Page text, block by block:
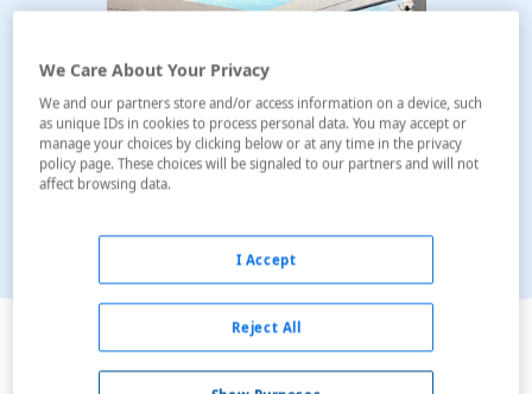
Ver en el mapa
We Care About Your Privacy
We and our partners store and/or access information on a device, such
as unique IDs in cookies to process personal data. You may accept or
manage your choices by clicking below or at any time in the privacy
policy page. These choices will be signaled to our partners and will not
affect browsing data.
Reject All
I Accept